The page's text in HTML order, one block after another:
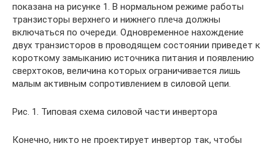
показана на рисунке 1. В нормальном режиме работы
транзисторы верхнего и нижнего плеча должны
включаться по очереди. Одновременное нахождение
двух транзисторов в проводящем состоянии приведет к
короткому замыканию источника питания и появлению
сверхтоков, величина которых ограничивается лишь
малым активным сопротивлением в силовой цепи.
Рис. 1. Типовая схема силовой части инвертора
Конечно, никто не проектирует инвертор так, чтобы